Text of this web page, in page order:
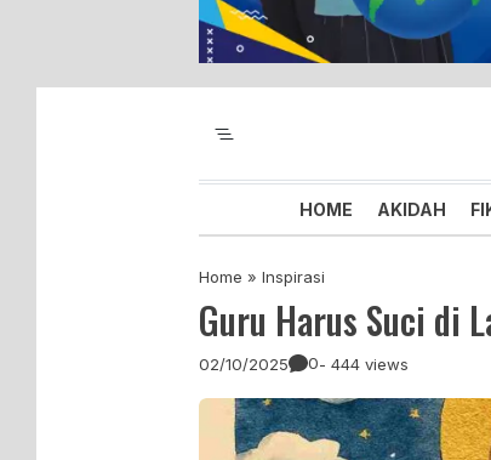
Majelis Tabligh
Syiar Dakwah Islam
HOME AKIDAH
Home » Inspirasi
Guru Harus Suci di
02/10/2025 0- 444 views